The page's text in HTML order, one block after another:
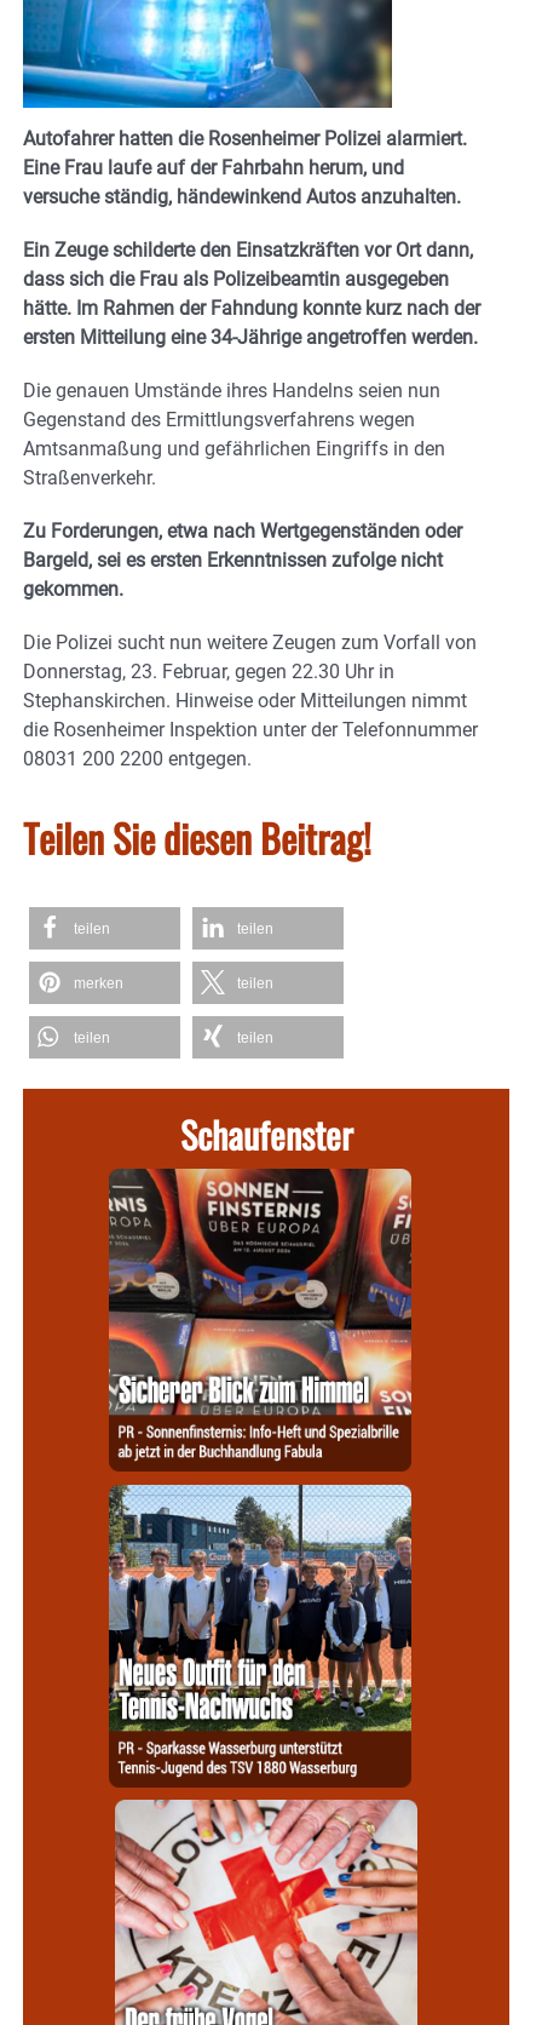
Autofahrer hatten die Rosenheimer Polizei alarmiert.
Eine Frau laufe auf der Fahrbahn herum, und
versuche ständig, händewinkend Autos anzuhalten.
Ein Zeuge schilderte den Einsatzkräften vor Ort dann,
dass sich die Frau als Polizeibeamtin ausgegeben
hätte. Im Rahmen der Fahndung konnte kurz nach der
ersten Mitteilung eine 34-Jährige angetroffen werden.
Die genauen Umstände ihres Handelns seien nun
Gegenstand des Ermittlungsverfahrens wegen
Amtsanmaßung und gefährlichen Eingriffs in den
Straßenverkehr.
Zu Forderungen, etwa nach Wertgegenständen oder
Bargeld, sei es ersten Erkenntnissen zufolge nicht
gekommen.
Die Polizei sucht nun weitere Zeugen zum Vorfall von
Donnerstag, 23. Februar, gegen 22.30 Uhr in
Stephanskirchen. Hinweise oder Mitteilungen nimmt
die Rosenheimer Inspektion unter der Telefonnummer
08031 200 2200 entgegen.
Teilen Sie diesen Beitrag!
teilen teilen
merken teilen
teilen teilen
Schaufenster